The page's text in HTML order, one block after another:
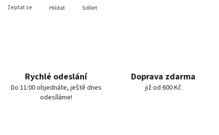
Zeptat se Hlídat Sdílet
Rychlé odeslání
Do 11:00 objednáte, ještě dnes
odesíláme!
Doprava zdarma
již od 600 Kč